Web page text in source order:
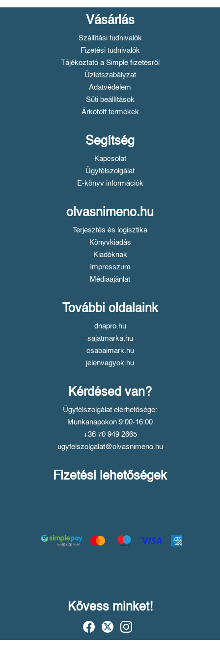
Vásárlás
Szállítási tudnivalók
Fizetési tudnivalók
Tájékoztató a Simple fizetésről
Üzletszabályzat
Adatvédelem
Süti beállítások
Árkötött termékek
Segítség
Kapcsolat
Ügyfélszolgálat
E-könyv információk
olvasnimeno.hu
Terjesztés és logisztika
Könyvkiadás
Kiadóknak
Impresszum
Médiaajánlat
További oldalaink
dnapro.hu
sajatmarka.hu
csabaimark.hu
jelenvagyok.hu
Kérdésed van?
Ügyfélszolgálat elérhetősége:
Munkanapokon 9:00-16:00
+36 70 949 2665
ugyfelszolgalat@olvasnimeno.hu
Fizetési lehetőségek
Kövess minket!